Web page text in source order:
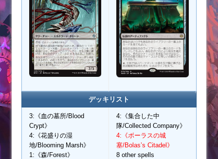
デッキリスト
3:《血の墓所/Blood
Crypt》
4:《花盛りの湿
地/Blooming Marsh》
1:《森/Forest》
4:《集合した中
隊/Collected Company》
4:《ボーラスの城
塞/Bolas’s Citadel》
8 other spells